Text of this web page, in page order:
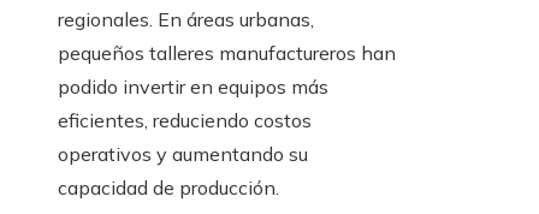
regionales. En áreas urbanas,
pequeños talleres manufactureros han
podido invertir en equipos más
eficientes, reduciendo costos
operativos y aumentando su
capacidad de producción.